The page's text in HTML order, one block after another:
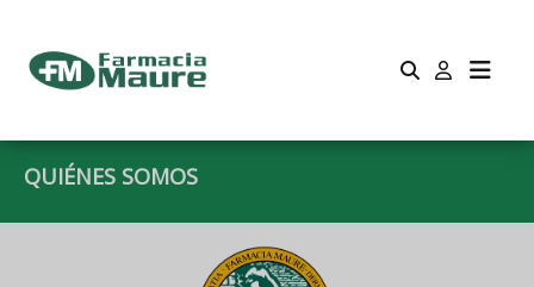
QUIÉNES SOMOS